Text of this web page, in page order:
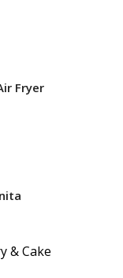
Fryer